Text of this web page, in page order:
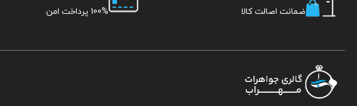
ضمانت اصالت کالا 100% پرداخت امن